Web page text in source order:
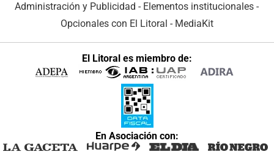
Administración y Publicidad - Elementos institucionales -
Opcionales con El Litoral - MediaKit
El Litoral es miembro de:
En Asociación con: